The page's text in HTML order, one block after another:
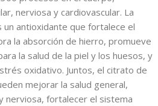
nerviosa y cardiovascular. La
antioxidante que fortalece el
la absorción de hierro, promueve
la salud de la piel y los huesos, y
oxidativo. Juntos, el citrato de
mejorar la salud general,
nerviosa, fortalecer el sistema